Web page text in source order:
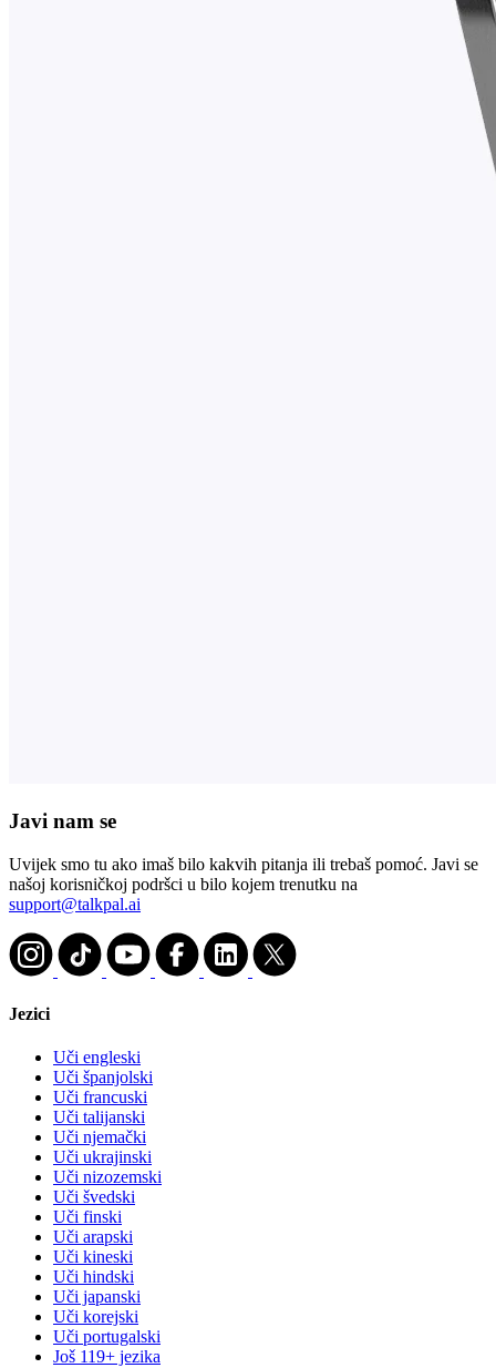
Javi nam se
Uvijek smo tu ako imaš bilo kakvih pitanja ili trebaš pomoć. Javi se
našoj korisničkoj podršci u bilo kojem trenutku na
support@talkpal.ai
Jezici
Uči engleski
Uči španjolski
Uči francuski
Uči talijanski
Uči njemački
Uči ukrajinski
Uči nizozemski
Uči švedski
Uči finski
Uči arapski
Uči kineski
Uči hindski
Uči japanski
Uči korejski
Uči portugalski
Još 119+ jezika